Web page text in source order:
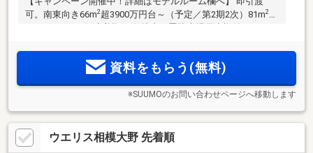
可。南東向き66m2超3900万円台～（予定／第2期2次）81m2台
駅1駅3分。全邸南東・南西向きの明るく開放的な住空間。
資料をもらう(無料)
※SUUMOのお問い合わせページへ移動します
ウエリス相模大野 先着順